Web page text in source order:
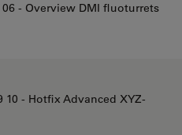
06 - Overview DMI fluoturrets
10 - Hotfix Advanced XYZ-